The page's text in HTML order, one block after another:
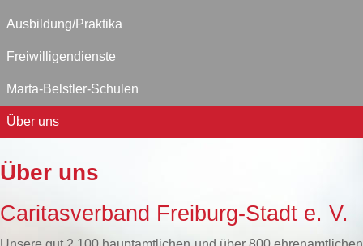
Ausbildung/Praktika
Freiwilligendienste
Marta-Belstler-Schulen
Über uns
Über uns
Caritasverband Freiburg-Stadt e. V.